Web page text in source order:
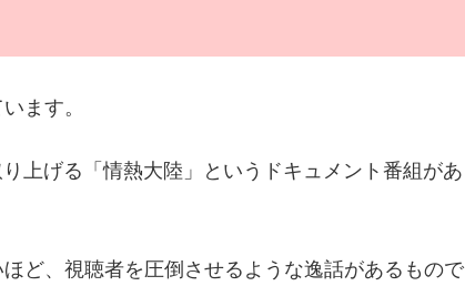
ます。
上げる「情熱大陸」というドキュメント番組があ
ど、視聴者を圧倒させるような逸話があるもので